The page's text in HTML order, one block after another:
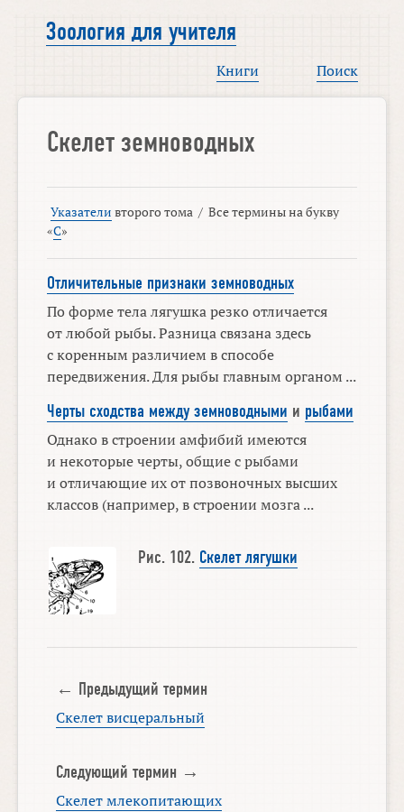
Зоология для учителя
Книги Поиск
Скелет земноводных
Указатели второго тома / Все термины на букву
«С»
Отличительные признаки земноводных
По форме тела лягушка резко отличается
от любой рыбы. Разница связана здесь
с коренным различием в способе
передвижения. Для рыбы главным органом ...
Черты сходства между земноводными и рыбами
Однако в строении амфибий имеются
и некоторые черты, общие с рыбами
и отличающие их от позвоночных высших
классов (например, в строении мозга ...
Рис. 102. Скелет лягушки
← Предыдущий термин
Скелет висцеральный
Следующий термин →
Скелет млекопитающих